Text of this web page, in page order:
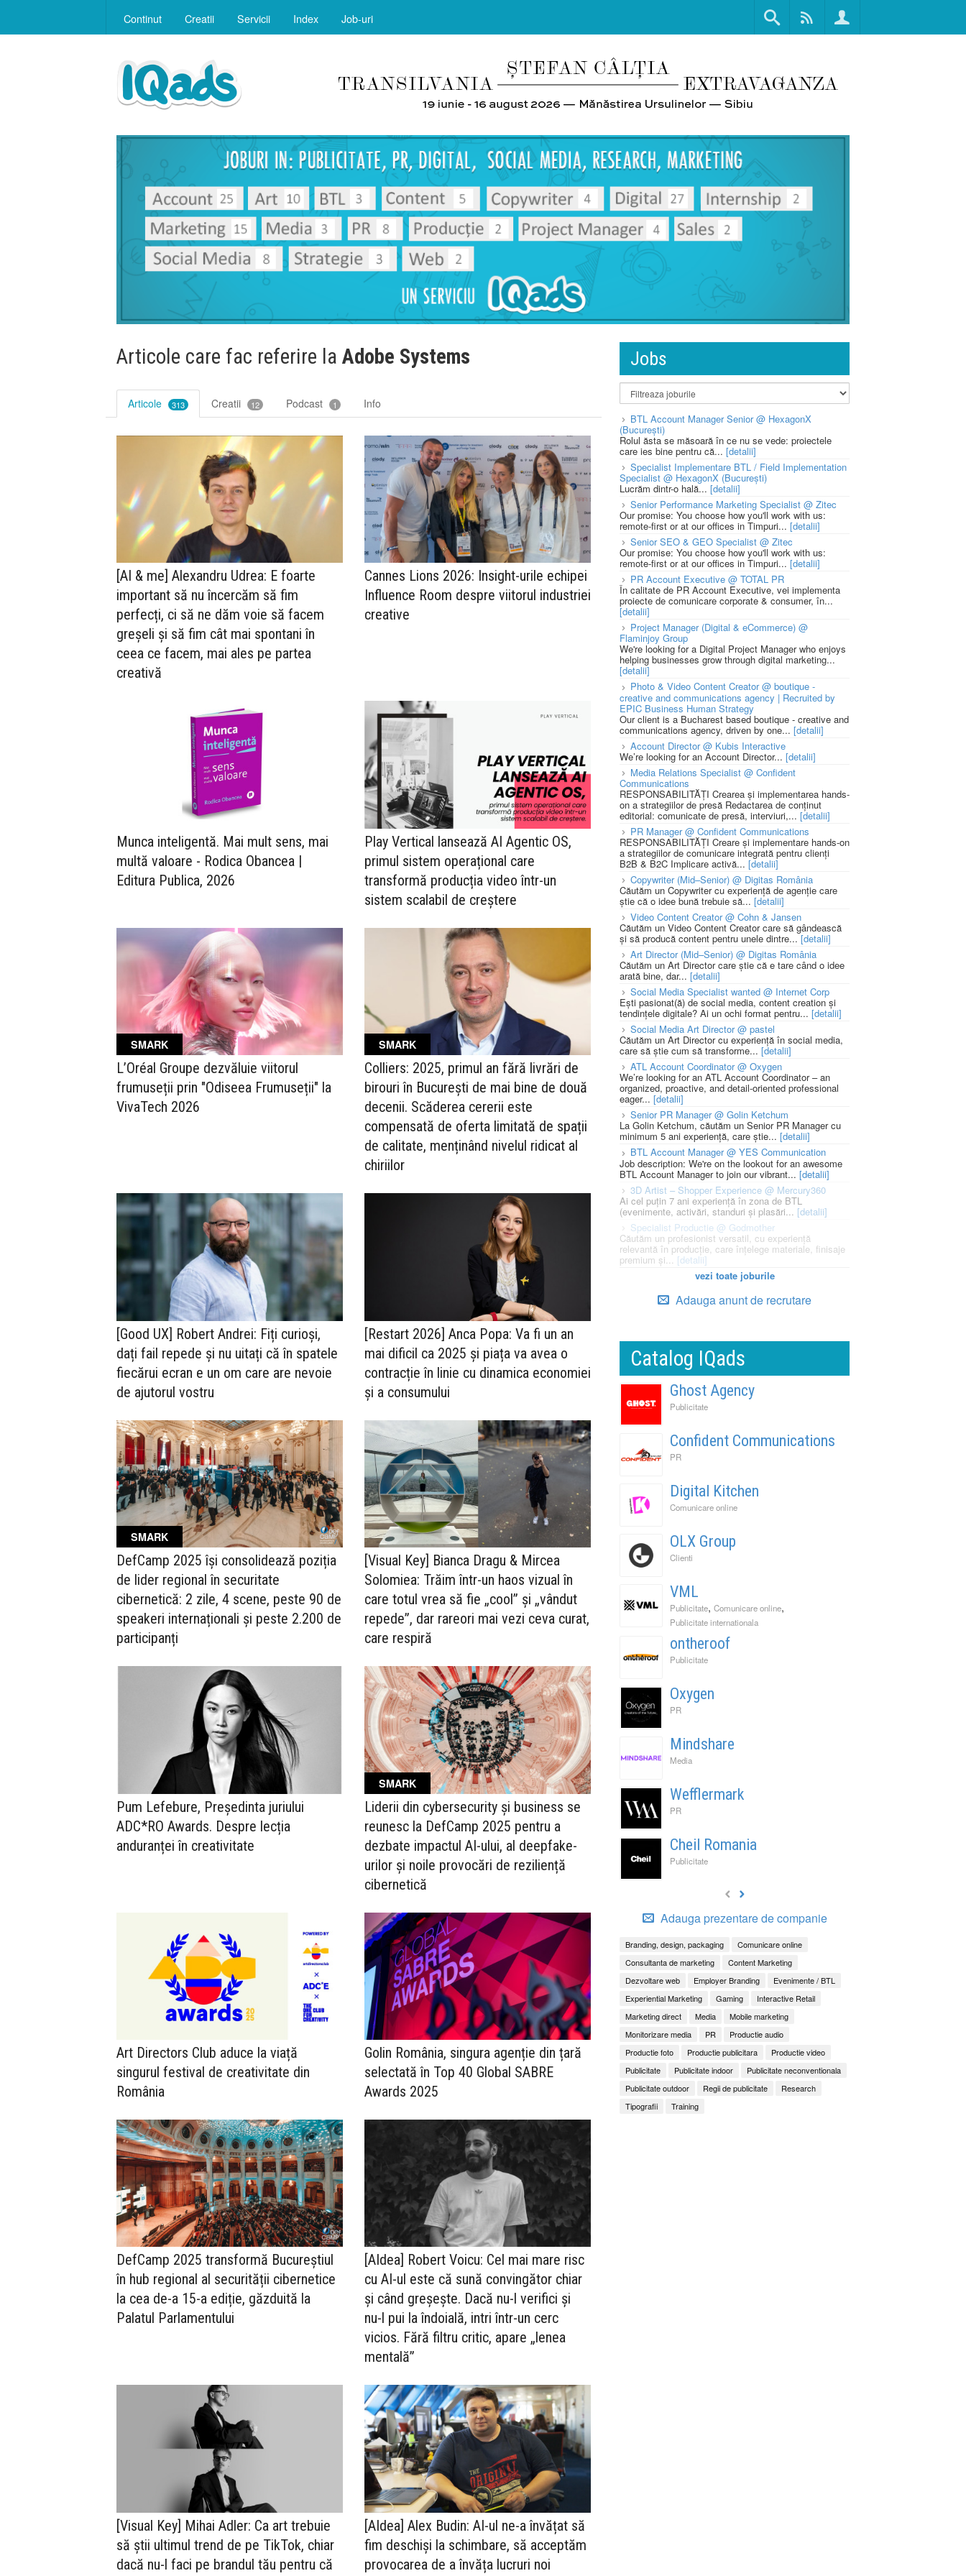
Continut Creatii Servicii Index Job-uri
Articole care fac referire la Adobe Systems
Articole 313 Creatii 12 Podcast 1 Info
[AI & me] Alexandru Udrea: E foarte
important să nu încercăm să fim
perfecți, ci să ne dăm voie să facem
greșeli și să fim cât mai spontani în
ceea ce facem, mai ales pe partea
creativă
Cannes Lions 2026: Insight-urile echipei
Influence Room despre viitorul industriei
creative
Munca inteligentă. Mai mult sens, mai
multă valoare - Rodica Obancea |
Editura Publica, 2026
Play Vertical lansează AI Agentic OS,
primul sistem operațional care
transformă producția video într-un
sistem scalabil de creștere
SMARK
L’Oréal Groupe dezvăluie viitorul
frumuseții prin "Odiseea Frumuseții" la
VivaTech 2026
SMARK
Colliers: 2025, primul an fără livrări de
birouri în București de mai bine de două
decenii. Scăderea cererii este
compensată de oferta limitată de spații
de calitate, menținând nivelul ridicat al
chiriilor
[Good UX] Robert Andrei: Fiți curioși,
dați fail repede și nu uitați că în spatele
fiecărui ecran e un om care are nevoie
de ajutorul vostru
[Restart 2026] Anca Popa: Va fi un an
mai dificil ca 2025 și piața va avea o
contracție în linie cu dinamica economiei
și a consumului
SMARK
DefCamp 2025 își consolidează poziția
de lider regional în securitate
cibernetică: 2 zile, 4 scene, peste 90 de
speakeri internaționali și peste 2.200 de
participanți
[Visual Key] Bianca Dragu & Mircea
Solomiea: Trăim într-un haos vizual în
care totul vrea să fie „cool” și „vândut
repede”, dar rareori mai vezi ceva curat,
care respiră
Pum Lefebure, Președinta juriului
ADC*RO Awards. Despre lecția
anduranței în creativitate
SMARK
Liderii din cybersecurity și business se
reunesc la DefCamp 2025 pentru a
dezbate impactul AI-ului, al deepfake-
urilor și noile provocări de reziliență
cibernetică
Art Directors Club aduce la viață
singurul festival de creativitate din
România
Golin România, singura agenție din țară
selectată în Top 40 Global SABRE
Awards 2025
DefCamp 2025 transformă Bucureștiul
în hub regional al securității cibernetice
la cea de-a 15-a ediție, găzduită la
Palatul Parlamentului
[AIdea] Robert Voicu: Cel mai mare risc
cu AI-ul este că sună convingător chiar
și când greșește. Dacă nu-l verifici și
nu-l pui la îndoială, intri într-un cerc
vicios. Fără filtru critic, apare „lenea
mentală”
[Visual Key] Mihai Adler: Ca art trebuie
să știi ultimul trend de pe TikTok, chiar
dacă nu-l faci pe brandul tău pentru că
[AIdea] Alex Budin: AI-ul ne-a învățat să
fim deschiși la schimbare, să acceptăm
provocarea de a învăța lucruri noi
Jobs
BTL Account Manager Senior @ HexagonX
(București)
Rolul ăsta se măsoară în ce nu se vede: proiectele
care ies bine pentru că... [detalii]
Specialist Implementare BTL / Field Implementation
Specialist @ HexagonX (București)
Lucrăm dintr-o hală... [detalii]
Senior Performance Marketing Specialist @ Zitec
Our promise: You choose how you'll work with us:
remote-first or at our offices in Timpuri... [detalii]
Senior SEO & GEO Specialist @ Zitec
Our promise: You choose how you'll work with us:
remote-first or at our offices in Timpuri... [detalii]
PR Account Executive @ TOTAL PR
În calitate de PR Account Executive, vei implementa
proiecte de comunicare corporate & consumer, în...
[detalii]
Project Manager (Digital & eCommerce) @
Flaminjoy Group
We're looking for a Digital Project Manager who enjoys
helping businesses grow through digital marketing...
[detalii]
Photo & Video Content Creator @ boutique -
creative and communications agency | Recruited by
EPIC Business Human Strategy
Our client is a Bucharest based boutique - creative and
communications agency, driven by one... [detalii]
Account Director @ Kubis Interactive
We’re looking for an Account Director... [detalii]
Media Relations Specialist @ Confident
Communications
RESPONSABILITĂȚI Crearea și implementarea hands-
on a strategiilor de presă Redactarea de conținut
editorial: comunicate de presă, interviuri,... [detalii]
PR Manager @ Confident Communications
RESPONSABILITĂȚI Creare și implementare hands-on
a strategiilor de comunicare integrată pentru clienți
B2B & B2C Implicare activă... [detalii]
Copywriter (Mid–Senior) @ Digitas România
Căutăm un Copywriter cu experiență de agenție care
știe că o idee bună trebuie să... [detalii]
Video Content Creator @ Cohn & Jansen
Căutăm un Video Content Creator care să gândească
și să producă content pentru unele dintre...[detalii]
Art Director (Mid–Senior) @ Digitas România
Căutăm un Art Director care știe că e tare când o idee
arată bine, dar... [detalii]
Social Media Specialist wanted @ Internet Corp
Ești pasionat(ă) de social media, content creation și
tendințele digitale? Ai un ochi format pentru... [detalii]
Social Media Art Director @ pastel
Căutăm un Art Director cu experiență în social media,
care să știe cum să transforme... [detalii]
ATL Account Coordinator @ Oxygen
We’re looking for an ATL Account Coordinator – an
organized, proactive, and detail-oriented professional
eager... [detalii]
Senior PR Manager @ Golin Ketchum
La Golin Ketchum, căutăm un Senior PR Manager cu
minimum 5 ani experiență, care știe... [detalii]
BTL Account Manager @ YES Communication
Job description: We're on the lookout for an awesome
BTL Account Manager to join our vibrant... [detalii]
3D Artist – Shopper Experience @ Mercury360
Ai cel puțin 7 ani experiență în zona de BTL
(evenimente, activări, standuri și plasări... [detalii]
Specialist Productie @ Godmother
Căutăm un profesionist versatil, cu experiență
relevantă în producție, care înțelege materiale, finisaje
premium și... [detalii]
vezi toate joburile
Adauga anunt de recrutare
Catalog IQads
Ghost Agency
Publicitate
Confident Communications
PR
Digital Kitchen
Comunicare online
OLX Group
Clienti
VML
Publicitate, Comunicare online,
Publicitate internationala
ontheroof
Publicitate
Oxygen
PR
Mindshare
Media
Wefflermark
PR
Cheil Romania
Publicitate
Adauga prezentare de companie
Branding, design, packaging
Comunicare online
Consultanta de marketing
Content Marketing
Dezvoltare web
Employer Branding
Evenimente / BTL
Experiential Marketing
Gaming
Interactive Retail
Marketing direct
Media
Mobile marketing
Monitorizare media
PR
Productie audio
Productie foto
Productie publicitara
Productie video
Publicitate
Publicitate indoor
Publicitate neconventionala
Publicitate outdoor
Regii de publicitate
Research
Tipografii
Training